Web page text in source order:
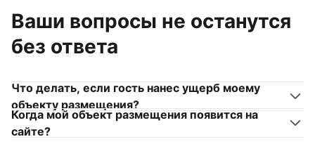
Ваши вопросы не останутся
без ответа
Что делать, если гость нанес ущерб моему
объекту размещения?
Когда мой объект размещения появится на
сайте?